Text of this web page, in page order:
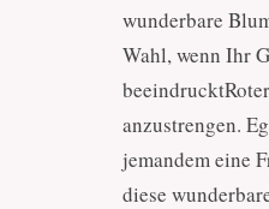
wunderbare
Wahl, wenn Ihr
anzustrengen.
jemandem eine
diese